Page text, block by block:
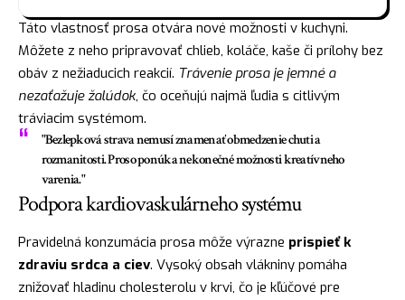
Táto vlastnosť prosa otvára nové možnosti v kuchyni.
Môžete z neho pripravovať chlieb, koláče, kaše či prílohy bez
obáv z nežiaducich reakcií. Trávenie prosa je jemné a
nezaťažuje žalúdok, čo oceňujú najmä ľudia s citlivým
tráviacim systémom.
"Bezlepková strava nemusí znamenať obmedzenie chuti a
rozmanitosti. Proso ponúka nekonečné možnosti kreatívneho
varenia."
Podpora kardiovaskulárneho systému
Pravidelná konzumácia prosa môže výrazne prispieť k
zdraviu srdca a ciev. Vysoký obsah vlákniny pomáha
znižovať hladinu cholesterolu v krvi, čo je kľúčové pre